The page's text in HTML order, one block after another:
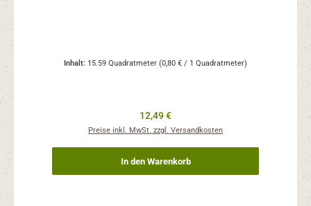
Inhalt: 15.59 Quadratmeter (0,80 € / 1 Quadratmeter)
Regulärer Preis:
12,49 €
Preise inkl. MwSt. zzgl. Versandkosten
In den Warenkorb